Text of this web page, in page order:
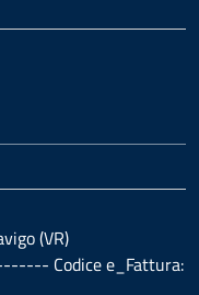
(VR)
Codice e_Fattura: